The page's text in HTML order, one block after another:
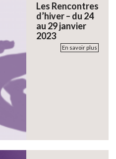
Les Rencontres
d’hiver – du 24
au 29 janvier
2023
En savoir plus